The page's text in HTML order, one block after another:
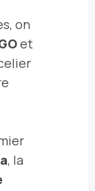
on
et
, la